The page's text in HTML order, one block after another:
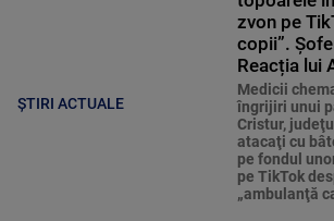
ȘTIRI ACTUALE
zvon pe
copii”.
Reacția lui
Medicii
îngrijiri unui
Cristur,
atacaţi cu
pe fondul
pe TikTok
„ambulanţă